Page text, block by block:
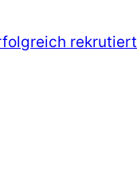
rekrutiert